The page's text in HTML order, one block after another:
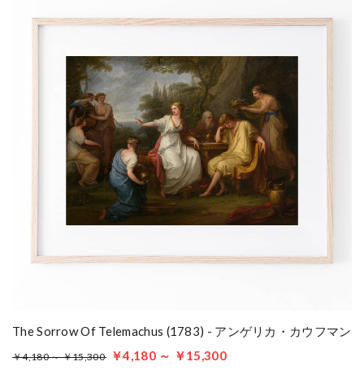
The Sorrow Of Telemachus (1783) - アンゲリカ・カウフマン
￥4,180 ～ ￥15,300 ￥4,180 ～ ￥15,300